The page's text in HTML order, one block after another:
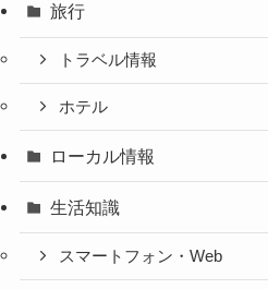
旅行
トラベル情報
ホテル
ローカル情報
生活知識
スマートフォン・Web